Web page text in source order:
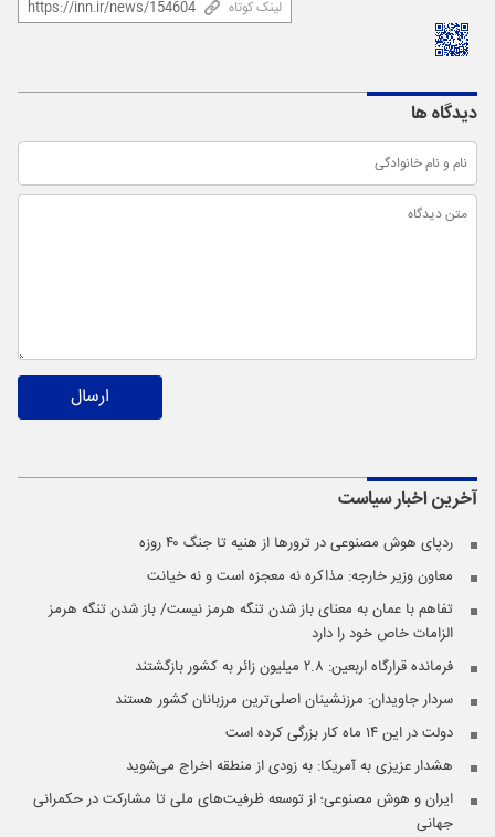
لینک کوتاه
دیدگاه ها
ارسال
آخرین اخبارسیاست
ردپای هوش مصنوعی در ترورها از هنیه تا جنگ ۴۰ روزه
معاون وزیر خارجه: مذاکره نه معجزه است و نه خیانت
تفاهم با عمان به معنای باز شدن تنگه هرمز نیست/ باز شدن تنگه هرمز
الزامات خاص خود را دارد
فرمانده قرارگاه اربعین: ۲.۸ میلیون زائر به کشور بازگشتند
سردار جاویدان: مرزنشینان اصلی‌ترین مرزبانان کشور هستند
دولت در این ۱۴ ماه کار بزرگی کرده است
هشدار عزیزی به آمریکا: به زودی از منطقه اخراج می‌شوید
ایران و هوش مصنوعی؛ از توسعه ظرفیت‌های ملی تا مشارکت در حکمرانی
جهانی